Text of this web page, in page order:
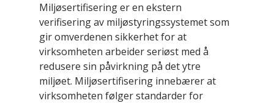
Miljøsertifisering er en ekstern
verifisering av miljøstyringssystemet som
gir omverdenen sikkerhet for at
virksomheten arbeider seriøst med å
redusere sin påvirkning på det ytre
miljøet. Miljøsertifisering innebærer at
virksomheten følger standarder for